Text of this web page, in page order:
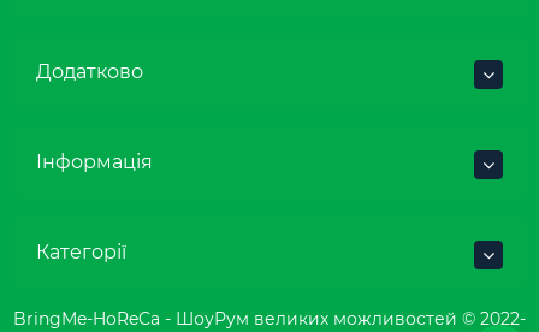
Додатково
Інформація
Категорії
BringMe-HoReCa - ШоуРум великих можливостей © 2022-